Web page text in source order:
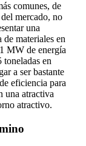
comunes, de
mercado, no
una
materiales en
MW de energía
toneladas en
a ser bastante
eficiencia para
una atractiva
atractivo.